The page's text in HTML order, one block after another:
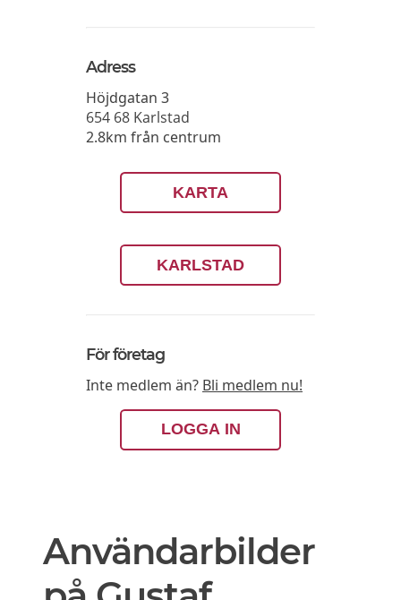
Adress
Höjdgatan 3
654 68 Karlstad
2.8km från centrum
KARTA
KARLSTAD
För företag
Inte medlem än? Bli medlem nu!
LOGGA IN
Användarbilder